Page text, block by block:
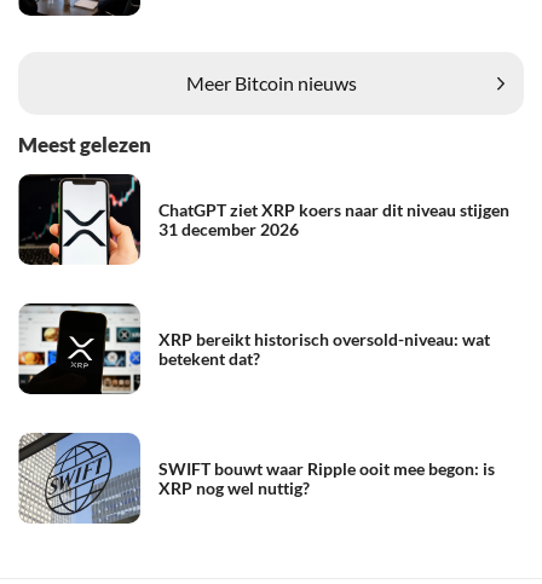
Meer Bitcoin nieuws
Meest gelezen
ChatGPT ziet XRP koers naar dit niveau stijgen
31 december 2026
XRP bereikt historisch oversold-niveau: wat
betekent dat?
SWIFT bouwt waar Ripple ooit mee begon: is
XRP nog wel nuttig?